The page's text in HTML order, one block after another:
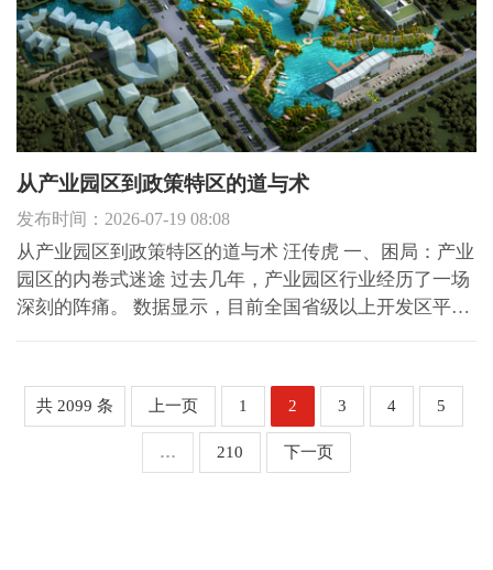
从产业园区到政策特区的道与术
发布时间：2026-07-19 08:08
从产业园区到政策特区的道与术 汪传虎 一、困局：产业
园区的内卷式迷途 过去几年，产业园区行业经历了一场
深刻的阵痛。 数据显示，目前全国省级以上开发区平均
预计达62亿平方米，其中闲置空间约20亿平方米，空置
率超过...
共 2099 条 上一页 1 2 3 4 5
… 210 下一页